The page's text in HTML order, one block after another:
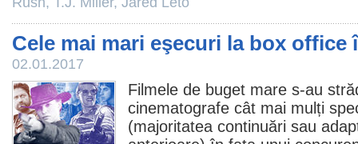
Cele mai mari eşecuri la box office
02.01.2017
Filmele de buget mare s-au
cinematografe cât mai mulți
(majoritatea continuări sau